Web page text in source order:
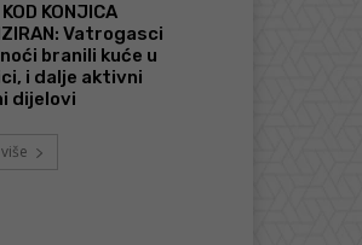
KONJICA
Vatrogasci
branili kuće u
i dalje aktivni
dijelovi